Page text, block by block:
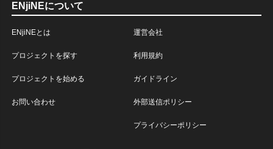
ENjiNEについて
ENjiNEとは
プロジェクトを探す
プロジェクトを始める
お問い合わせ
運営会社
利用規約
ガイドライン
外部送信ポリシー
プライバシーポリシー